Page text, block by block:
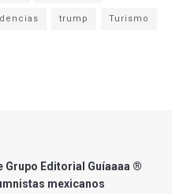
trump Turismo
Grupo Editorial Guíaaaa ®
mexicanos